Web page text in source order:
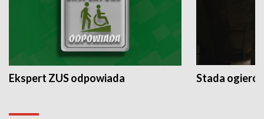
Ekspert ZUS odpowiada Stada